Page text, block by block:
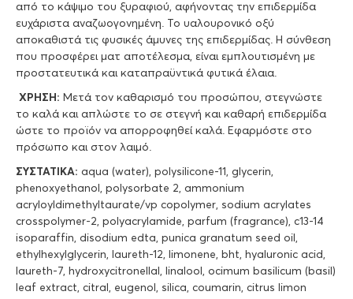
από το κάψιμο του ξυραφιού, αφήνοντας την επιδερμίδα
ευχάριστα αναζωογονημένη. Το υαλουρονικό οξύ
αποκαθιστά τις φυσικές άμυνες της επιδερμίδας. Η σύνθεση
που προσφέρει ματ αποτέλεσμα, είναι εμπλουτισμένη με
προστατευτικά και καταπραϋντικά φυτικά έλαια.
ΧΡΗΣΗ: Μετά τον καθαρισμό του προσώπου, στεγνώστε
το καλά και απλώστε το σε στεγνή και καθαρή επιδερμίδα
ώστε το προϊόν να απορροφηθεί καλά. Εφαρμόστε στο
πρόσωπο και στον λαιμό.
ΣΥΣΤΑΤΙΚΑ: aqua (water), polysilicone-11, glycerin,
phenoxyethanol, polysorbate 2, ammonium
acryloyldimethyltaurate/vp copolymer, sodium acrylates
crosspolymer-2, polyacrylamide, parfum (fragrance), c13-14
isoparaffin, disodium edta, punica granatum seed oil,
ethylhexylglycerin, laureth-12, limonene, bht, hyaluronic acid,
laureth-7, hydroxycitronellal, linalool, ocimum basilicum (basil)
leaf extract, citral, eugenol, silica, coumarin, citrus limon